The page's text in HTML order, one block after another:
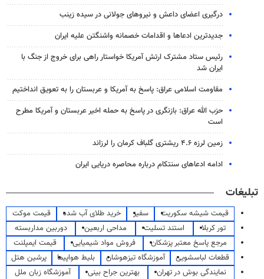
درگیری اعضای داعش و نیروهای جولانی در سیده زینب
جدیدترین ادعاها و اقدامات خصمانه واشنگتن علیه ایران
رئیس ستاد مشترک ارتش آمریکا خواستار راهی برای خروج از جنگ با
ایران شد
مقاومت اسلامی عراق: پاسخ به آمریکا و عربستان را به تعویق انداختیم
حزب الله عراق: بازنگری در پاسخ به حمله اخیر عربستان و آمریکا مطرح
است
زمین لرزه ۴.۶ ریشتری گلباف کرمان را لرزاند
ادامه ادعاهای سنتکام درباره محاصره دریایی ایران
تبلیغات
قیمت شیشه سکوریت سفیر خرید طلای آب شده
قیمت موکت
تور کربلا
استند تسلیت مداحی اربعین
دوربین مداربسته
مرجع پاسخ معتبر پزشکان
فروش مواد شیمیایی
قیمت ایمپلنت
قطعات لباسشویی
آموزشگاه تیزهوشان بلیط هواپیما
پرشین هتل
نمایندگی بوش در تهران
بهترین جراح بینی
آموزشگاه زبان ملل